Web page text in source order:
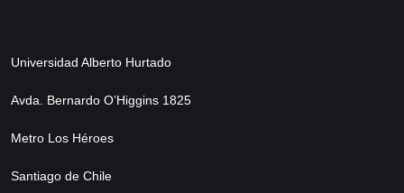
Universidad Alberto Hurtado
Avda. Bernardo O’Higgins 1825
Metro Los Héroes
Santiago de Chile